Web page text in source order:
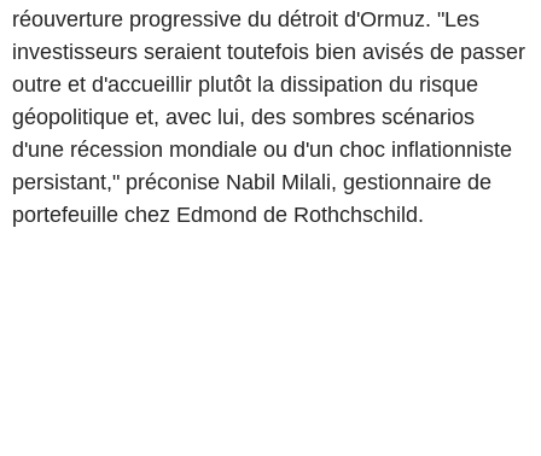
réouverture progressive du détroit d'Ormuz. "Les
investisseurs seraient toutefois bien avisés de passer
outre et d'accueillir plutôt la dissipation du risque
géopolitique et, avec lui, des sombres scénarios
d'une récession mondiale ou d'un choc inflationniste
persistant," préconise Nabil Milali, gestionnaire de
portefeuille chez Edmond de Rothchschild.